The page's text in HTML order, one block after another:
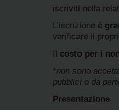
iscriviti nella
L’iscrizione è
verificare il
Il costo per i
*non sono
pubblici o da
Presentazione